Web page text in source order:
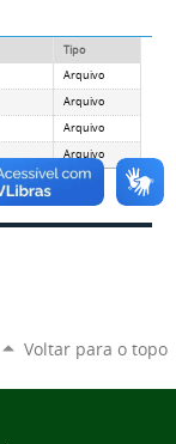
Tipo
Arquivo
Arquivo
Arquivo
Arquivo
Voltar para o topo